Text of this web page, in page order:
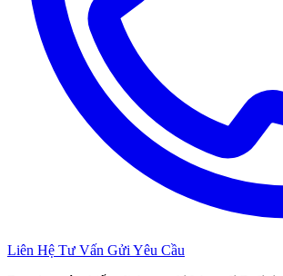
Liên Hệ Tư Vấn Gửi Yêu Cầu